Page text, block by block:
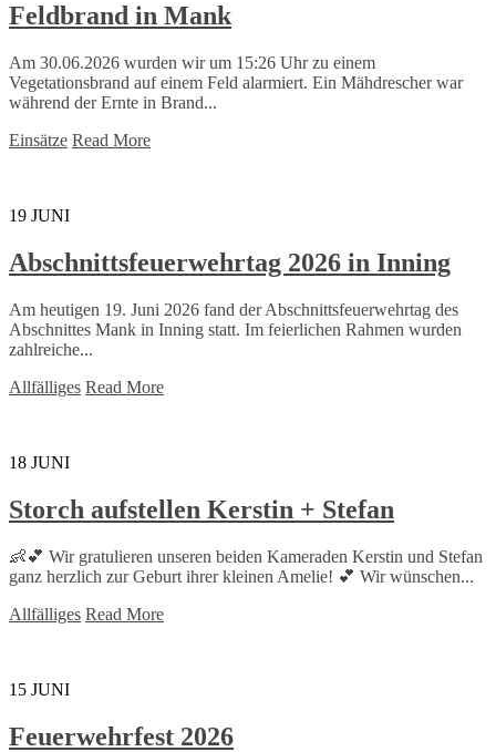
Feldbrand in Mank
Am 30.06.2026 wurden wir um 15:26 Uhr zu einem
Vegetationsbrand auf einem Feld alarmiert. Ein Mähdrescher war
während der Ernte in Brand...
Einsätze Read More
19 JUNI
Abschnittsfeuerwehrtag 2026 in Inning
Am heutigen 19. Juni 2026 fand der Abschnittsfeuerwehrtag des
Abschnittes Mank in Inning statt. Im feierlichen Rahmen wurden
zahlreiche...
Allfälliges Read More
18 JUNI
Storch aufstellen Kerstin + Stefan
👶💕 Wir gratulieren unseren beiden Kameraden Kerstin und Stefan
ganz herzlich zur Geburt ihrer kleinen Amelie! 💕 Wir wünschen...
Allfälliges Read More
15 JUNI
Feuerwehrfest 2026